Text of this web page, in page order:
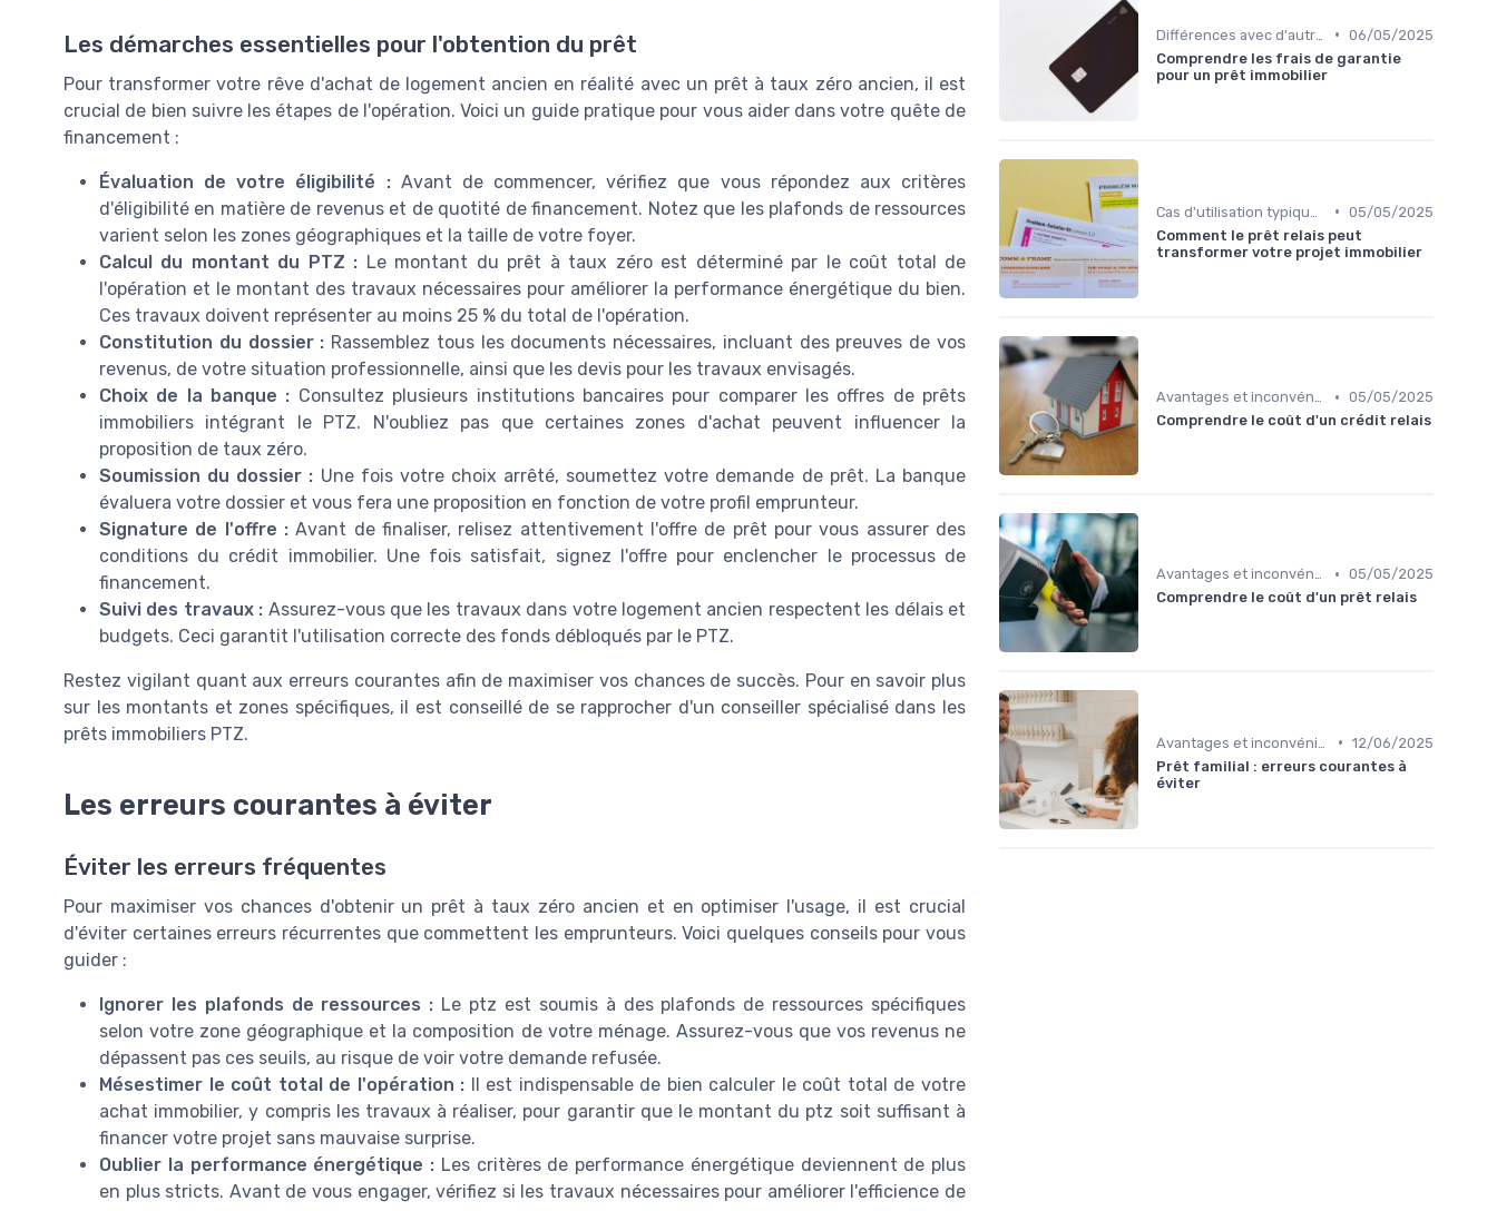
Les démarches essentielles pour l'obtention du prêt
Pour transformer votre rêve d'achat de logement ancien en réalité avec un prêt à taux zéro ancien, il est
crucial de bien suivre les étapes de l'opération. Voici un guide pratique pour vous aider dans votre quête de
financement :
Évaluation de votre éligibilité :Avant de commencer, vérifiez que vous répondez aux critères
d'éligibilité en matière de revenus et de quotité de financement. Notez que les plafonds de ressources
varient selon les zones géographiques et la taille de votre foyer.
Calcul du montant du PTZ : Le montant du prêt à taux zéro est déterminé par le coût total de
l'opération et le montant des travaux nécessaires pour améliorer la performance énergétique du bien.
Ces travaux doivent représenter au moins 25 % du total de l'opération.
Constitution du dossier : Rassemblez tous les documents nécessaires, incluant des preuves de vos
revenus, de votre situation professionnelle, ainsi que les devis pour les travaux envisagés.
Choix de la banque : Consultez plusieurs institutions bancaires pour comparer les offres de prêts
immobiliers intégrant le PTZ. N'oubliez pas que certaines zones d'achat peuvent influencer la
proposition de taux zéro.
Soumission du dossier : Une fois votre choix arrêté, soumettez votre demande de prêt. La banque
évaluera votre dossier et vous fera une proposition en fonction de votre profil emprunteur.
Signature de l'offre : Avant de finaliser, relisez attentivement l'offre de prêt pour vous assurer des
conditions du crédit immobilier. Une fois satisfait, signez l'offre pour enclencher le processus de
financement.
Suivi des travaux : Assurez-vous que les travaux dans votre logement ancien respectent les délais et
budgets. Ceci garantit l'utilisation correcte des fonds débloqués par le PTZ.
Restez vigilant quant aux erreurs courantes afin de maximiser vos chances de succès. Pour en savoir plus
sur les montants et zones spécifiques, il est conseillé de se rapprocher d'un conseiller spécialisé dans les
prêts immobiliers PTZ.
Les erreurs courantes à éviter
Éviter les erreurs fréquentes
Pour maximiser vos chances d'obtenir un prêt à taux zéro ancien et en optimiser l'usage, il est crucial
d'éviter certaines erreurs récurrentes que commettent les emprunteurs. Voici quelques conseils pour vous
guider :
Ignorer les plafonds de ressources : Le ptz est soumis à des plafonds de ressources spécifiques
selon votre zone géographique et la composition de votre ménage. Assurez-vous que vos revenus ne
dépassent pas ces seuils, au risque de voir votre demande refusée.
Mésestimer le coût total de l'opération : Il est indispensable de bien calculer le coût total de votre
achat immobilier, y compris les travaux à réaliser, pour garantir que le montant du ptz soit suffisant à
financer votre projet sans mauvaise surprise.
Oublier la performance énergétique : Les critères de performance énergétique deviennent de plus
en plus stricts. Avant de vous engager, vérifiez si les travaux nécessaires pour améliorer l'efficience de
• 06/05/2025
Comprendre les frais de garantie
pour un prêt immobilier
• 05/05/2025
Comment le prêt relais peut
transformer votre projet immobilier
Avantages et inconvénients • 05/05/2025
Comprendre le coût d'un crédit relais
Avantages et inconvénients • 05/05/2025
Comprendre le coût d'un prêt relais
• 12/06/2025
Prêt familial : erreurs courantes à
éviter